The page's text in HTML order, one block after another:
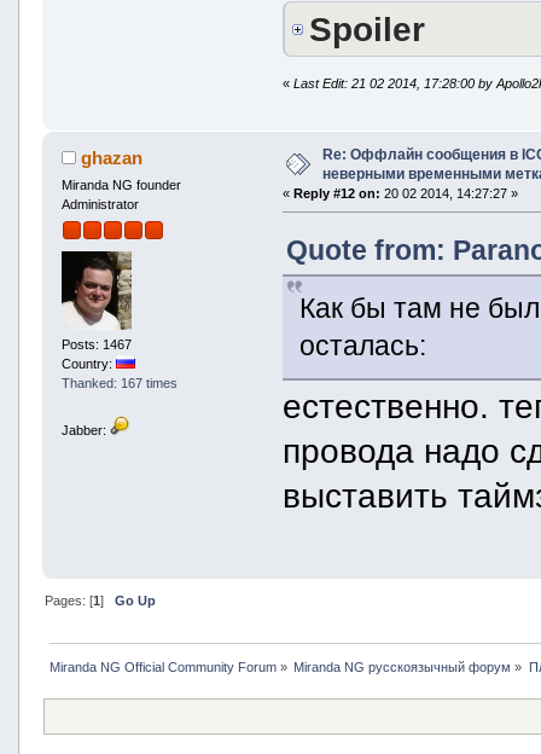
Spoiler
«Last Edit: 21 02 2014, 17:28:00 by
ghazan
Miranda NG founder
Administrator
Posts: 1467
Country:
Thanked: 167 times
Jabber:
Re: Оффлайн сообщения в
неверными временными
«Reply #12 on: 20 02 2014, 14:27:27 »
Quote from:
Как бы там не
осталась:
естественно.
провода надо
выставить
Pages: [1] Go Up
Miranda NG Official Community Forum» Miranda NG русскоязычный форум »